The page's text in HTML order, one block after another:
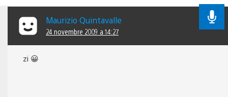
Maurizio Quintavalle
24 novembre 2009 a 14:27
zi 😀